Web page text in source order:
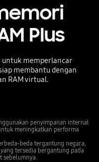
Plus
untuk memperlancar
membantu dengan
RAM virtual.
penyimpanan internal
meningkatkan performa
beda tergantung negara,
tersedia bergantung pada
sebelumnya.